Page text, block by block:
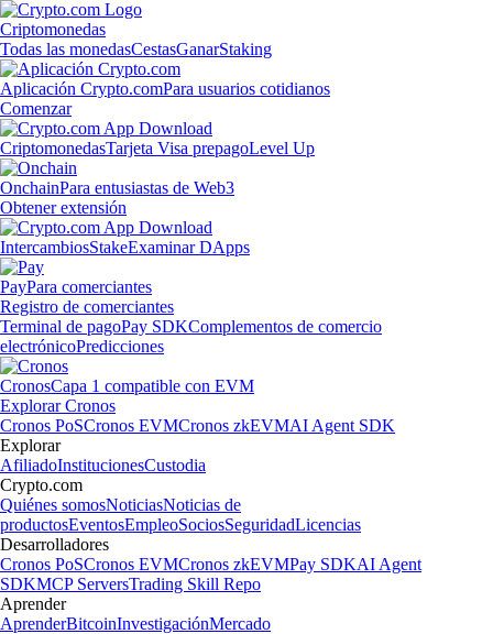
Criptomonedas
Todas las monedasCestasGanarStaking
Aplicación Crypto.comPara usuarios cotidianos
Comenzar
CriptomonedasTarjeta Visa prepagoLevel Up
OnchainPara entusiastas de Web3
Obtener extensión
IntercambiosStakeExaminar DApps
PayPara comerciantes
Registro de comerciantes
Terminal de pagoPay SDKComplementos de comercio
electrónicoPredicciones
CronosCapa 1 compatible con EVM
Explorar Cronos
Cronos PoSCronos EVMCronos zkEVMAI Agent SDK
Explorar
AfiliadoInstitucionesCustodia
Crypto.com
Quiénes somosNoticiasNoticias de
productosEventosEmpleoSociosSeguridadLicencias
Desarrolladores
Cronos PoSCronos EVMCronos zkEVMPay SDKAI Agent
SDKMCP ServersTrading Skill Repo
Aprender
AprenderBitcoinInvestigaciónMercado